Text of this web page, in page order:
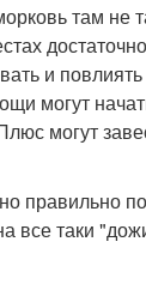
там не
и
могут
могут
правильно
все таки